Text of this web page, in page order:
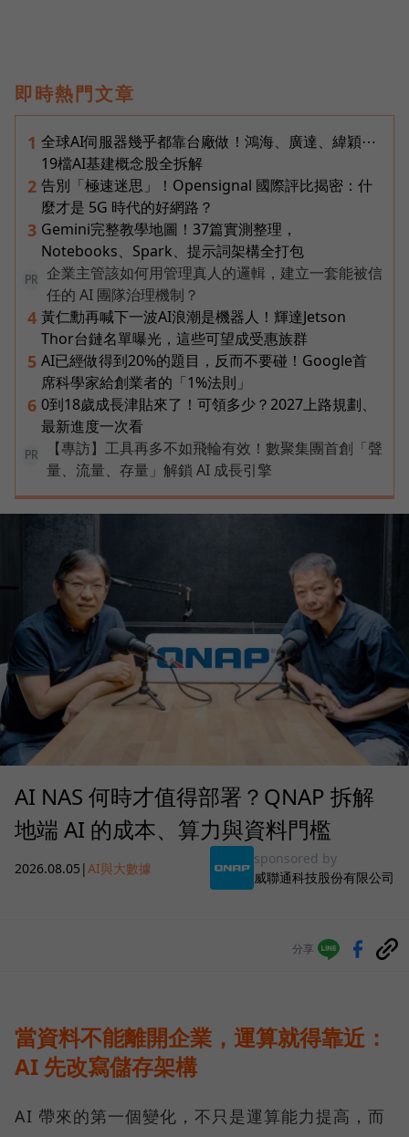
即時熱門文章
1 全球AI伺服器幾乎都靠台廠做！鴻海、廣達、緯穎⋯
19檔AI基建概念股全拆解
2 告別「極速迷思」！Opensignal 國際評比揭密：什
麼才是 5G 時代的好網路？
3 Gemini完整教學地圖！37篇實測整理，
Notebooks、Spark、提示詞架構全打包
PR
企業主管該如何用管理真人的邏輯，建立一套能被信
任的 AI 團隊治理機制？
4 黃仁勳再喊下一波AI浪潮是機器人！輝達Jetson
Thor台鏈名單曝光，這些可望成受惠族群
5 AI已經做得到20%的題目，反而不要碰！Google首
席科學家給創業者的「1%法則」
6 0到18歲成長津貼來了！可領多少？2027上路規劃、
最新進度一次看
PR
【專訪】工具再多不如飛輪有效！數聚集團首創「聲
量、流量、存量」解鎖 AI 成長引擎
AI NAS 何時才值得部署？QNAP 拆解
地端 AI 的成本、算力與資料門檻
2026.08.05 |AI與大數據
sponsored by
威聯通科技股份有限公司
分享
當資料不能離開企業，運算就得靠近：
AI 先改寫儲存架構
AI 帶來的第一個變化，不只是運算能力提高，而